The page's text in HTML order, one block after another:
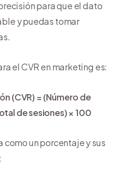
para que el dato
y puedas tomar
el CVR en marketing es:
(CVR) = (Número de
de sesiones) × 100
como un porcentaje y sus